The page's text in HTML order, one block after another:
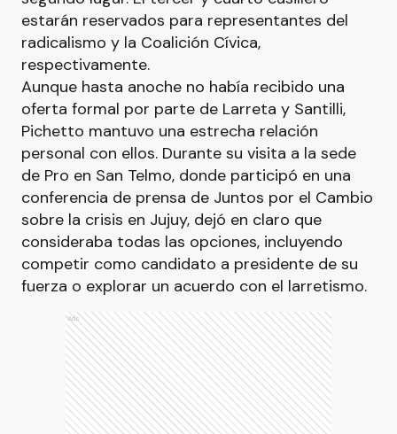
estarán reservados para representantes del
radicalismo y la Coalición Cívica,
respectivamente.
Aunque hasta anoche no había recibido una
oferta formal por parte de Larreta y Santilli,
Pichetto mantuvo una estrecha relación
personal con ellos. Durante su visita a la sede
de Pro en San Telmo, donde participó en una
conferencia de prensa de Juntos por el Cambio
sobre la crisis en Jujuy, dejó en claro que
consideraba todas las opciones, incluyendo
competir como candidato a presidente de su
fuerza o explorar un acuerdo con el larretismo.
Ads